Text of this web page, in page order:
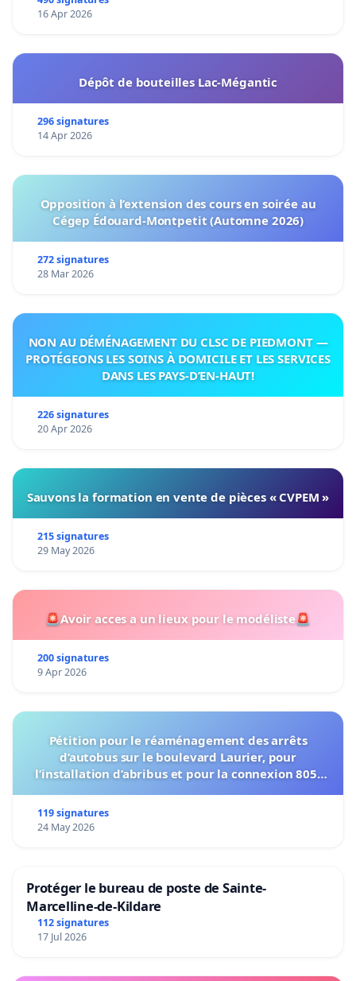
16 Apr 2026
Dépôt de bouteilles Lac-Mégantic
296 signatures
14 Apr 2026
Opposition à l’extension des cours en soirée au
Cégep Édouard-Montpetit (Automne 2026)
272 signatures
28 Mar 2026
NON AU DÉMÉNAGEMENT DU CLSC DE PIEDMONT —
PROTÉGEONS LES SOINS À DOMICILE ET LES SERVICES
DANS LES PAYS-D’EN-HAUT!
226 signatures
20 Apr 2026
Sauvons la formation en vente de pièces « CVPEM »
215 signatures
29 May 2026
🚨Avoir acces a un lieux pour le modéliste🚨
200 signatures
9 Apr 2026
Pétition pour le réaménagement des arrêts
d’autobus sur le boulevard Laurier, pour
l’installation d’abribus et pour la connexion 805-
119 signatures
24 May 2026
Protéger le bureau de poste de Sainte-
Marcelline-de-Kildare
112 signatures
17 Jul 2026